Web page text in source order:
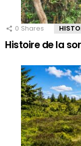
0 Shares
Histoire de la